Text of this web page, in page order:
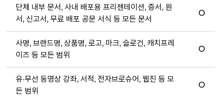
단체 내부 문서, 사내 배포용 프리젠테이션, 증서, 원
서, 신고서, 무료 배포 공문 서식 등 모든 문서
O
사명, 브랜드명, 상품명, 로고, 마크, 슬로건, 캐치프레
이즈 등 모든 범위
O
유·무선 동영상 강좌, 서적, 전자브로슈어, 웹진 등 모
든 범위
O